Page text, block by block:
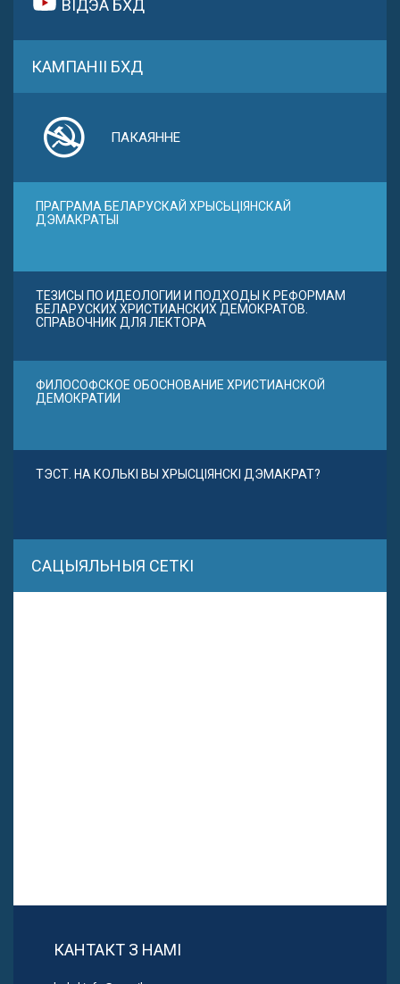
ВІДЭА БХД
КАМПАНІІ БХД
ПАКАЯННЕ
ПРАГРАМА БЕЛАРУСКАЙ ХРЫСЬЦІЯНСКАЙ
ДЭМАКРАТЫІ
ТЕЗИСЫ ПО ИДЕОЛОГИИ И ПОДХОДЫ К РЕФОРМАМ
БЕЛАРУСКИХ ХРИСТИАНСКИХ ДЕМОКРАТОВ.
СПРАВОЧНИК ДЛЯ ЛЕКТОРА
ФИЛОСОФСКОЕ ОБОСНОВАНИЕ ХРИСТИАНСКОЙ
ДЕМОКРАТИИ
ТЭСТ. НА КОЛЬКІ ВЫ ХРЫСЦІЯНСКІ ДЭМАКРАТ?
САЦЫЯЛЬНЫЯ СЕТКІ
КАНТАКТ З НАМІ